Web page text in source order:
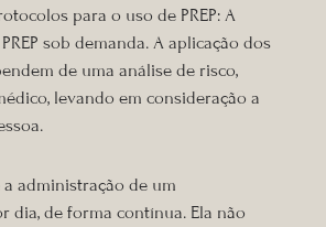
para o uso de PREP: A
sob demanda. A aplicação dos
de uma análise de risco,
levando em consideração a
a administração de um
dia, de forma contínua. Ela não